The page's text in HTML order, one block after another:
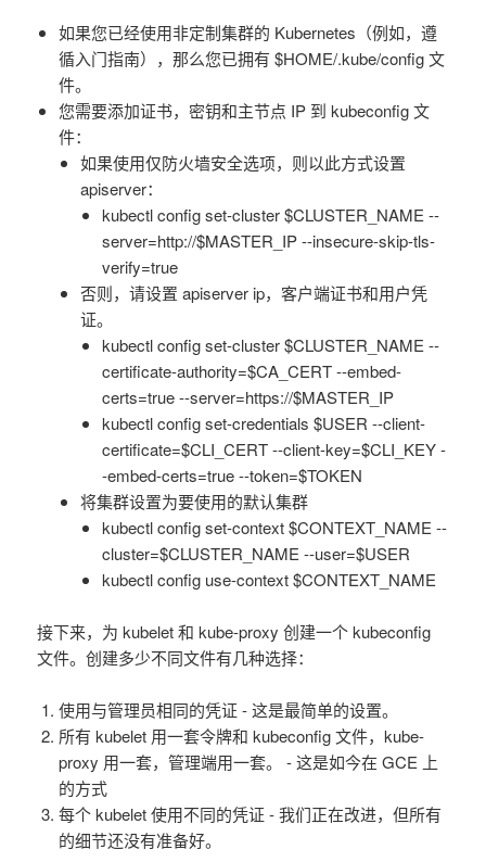
如果您已经使用非定制集群的 Kubernetes（例如，遵
循入门指南），那么您已拥有 $HOME/.kube/config 文
件。
您需要添加证书，密钥和主节点 IP 到 kubeconfig 文
件：
如果使用仅防火墙安全选项，则以此方式设置
apiserver：
kubectl config set-cluster $CLUSTER_NAME --
server=http://$MASTER_IP --insecure-skip-tls-
verify=true
否则，请设置 apiserver ip，客户端证书和用户凭
证。
kubectl config set-cluster $CLUSTER_NAME --
certificate-authority=$CA_CERT --embed-
certs=true --server=https://$MASTER_IP
kubectl config set-credentials $USER --client-
certificate=$CLI_CERT --client-key=$CLI_KEY -
-embed-certs=true --token=$TOKEN
将集群设置为要使用的默认集群
kubectl config set-context $CONTEXT_NAME --
cluster=$CLUSTER_NAME --user=$USER
kubectl config use-context $CONTEXT_NAME
接下来，为 kubelet 和 kube-proxy 创建一个 kubeconfig
文件。创建多少不同文件有几种选择：
使用与管理员相同的凭证 - 这是最简单的设置。
所有 kubelet 用一套令牌和 kubeconfig 文件，kube-
proxy 用一套，管理端用一套。 - 这是如今在 GCE 上
的方式
每个 kubelet 使用不同的凭证 - 我们正在改进，但所有
的细节还没有准备好。